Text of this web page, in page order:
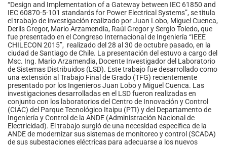
“Design and Implementation of a Gateway between IEC 61850 and
IEC 60870-5-101 standards for Power Electrical Systems”, se titula
el trabajo de investigación realizado por Juan Lobo, Miguel Cuenca,
Derlis Gregor, Mario Arzamendia, Raúl Gregor y Sergio Toledo, que
fue presentado en el Congreso Internacional de Ingeniería “IEEE
CHILECON 2015”, realizado del 28 al 30 de octubre pasado, en la
ciudad de Santiago de Chile. La presentación del estuvo a cargo del
Msc. Ing. Mario Arzamendia, Docente Investigador del Laboratorio
de Sistemas Distribuidos (LSD). Este trabajo fue desarrollado como
una extensión al Trabajo Final de Grado (TFG) recientemente
presentado por los Ingenieros Juan Lobo y Miguel Cuenca. Las
investigaciones desarrolladas en el LSD fueron realizadas en
conjunto con los laboratorios del Centro de Innovación y Control
(CIAC) del Parque Tecnológico Itaipu (PTI) y del Departamento de
Ingeniería y Control de la ANDE (Administración Nacional de
Electricidad). El trabajo surgió de una necesidad especifica de la
ANDE de modernizar sus sistemas de monitoreo y control (SCADA)
de sus subestaciones eléctricas para adecuarse a los nuevos